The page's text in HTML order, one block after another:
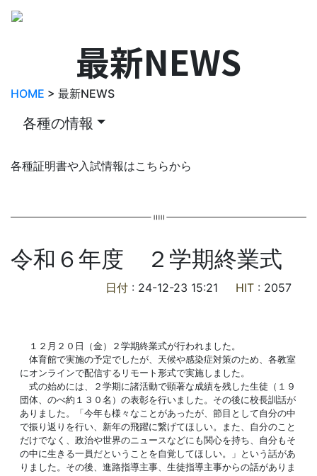
最新NEWS
HOME > 最新NEWS
各種の情報
各種証明書や入試情報はこちらから
令和６年度 ２学期終業式
日付 : 24-12-23 15:21 HIT : 2057
１２月２０日（金）２学期終業式が行われました。
体育館で実施の予定でしたが、天候や感染症対策のため、各教室
にオンラインで配信するリモート形式で実施しました。
式の始めには、２学期に諸活動で顕著な成績を残した生徒（１９
団体、のべ約１３０名）の表彰を行いました。その後に校長訓話が
ありました。「今年も様々なことがあったが、節目として自分の中
で振り返りを行い、新年の飛躍に繋げてほしい。また、自分のこと
だけでなく、政治や世界のニュースなどにも関心を持ち、自分もそ
の中に生きる一員だということを自覚してほしい。」という話があ
りました。その後、進路指導主事、生徒指導主事からの話がありま